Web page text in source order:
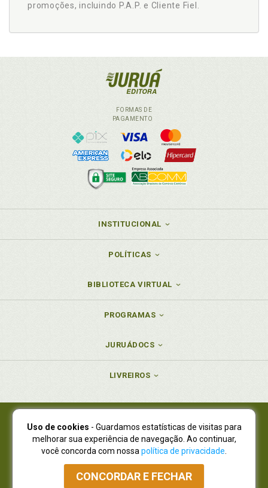
promoções, incluindo P.A.P. e Cliente Fiel.
FORMAS DE
PAGAMENTO
INSTITUCIONAL
POLÍTICAS
BIBLIOTECA VIRTUAL
PROGRAMAS
JURUÁDOCS
LIVREIROS
Juruá Editora Ltda., CNPJ 77.535.508/0001-19
Juruá Informática Ltda., CNPJ 01.701.561/0001-80
NOVO ENDEREÇO:R. Flávio Dallegrave, 7665, São Lourenço |
Curitiba - Paraná - CEP 82210-310
Atendimento: (41) 4009-3900|Vendas Atacado: (41) 4009-3939
Uso de cookies - Guardamos estatísticas de visitas para
melhorar sua experiência de navegação. Ao continuar,
você concorda com nossa política de privacidade
CONCORDAR E FECHAR